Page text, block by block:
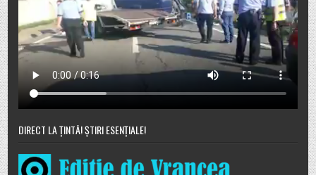
DIRECT LA ȚINTĂ! ȘTIRI ESENȚIALE!